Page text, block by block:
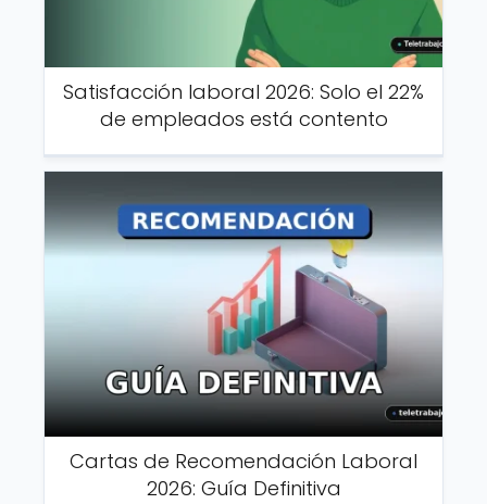
Satisfacción laboral 2026: Solo el 22%
de empleados está contento
Cartas de Recomendación Laboral
2026: Guía Definitiva